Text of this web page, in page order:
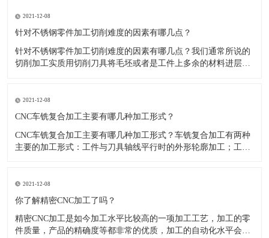
2021-12-08
针对不锈钢零件加工切削难度的因素有哪几点？
针对不锈钢零件加工切削难度的因素有哪几点？我们通常所说的
切削加工实质用切削刀具将毛坯或者是工件上多余的材料进层进
其他的常规材料，比如铜材和铝合金，究其原因有以下几个关键
因素： 一
2021-12-08
CNC车铣复合加工主要有哪几种加工形式？
CNC车铣复合加工主要有哪几种加工形式？车铣复合加工有两种
主要的加工形式：工件与刀具轴线平行时的外形轮廓加工；工件
2021-12-08
​你了解精密CNC加工了吗？
精密CNC加工是如今加工水平比较高的一项加工工艺，加工的零
件质量，产品的精确度等都非常的优质，加工的自动化水平会比